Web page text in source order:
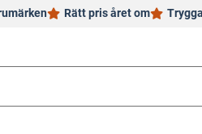
Rätt pris året om